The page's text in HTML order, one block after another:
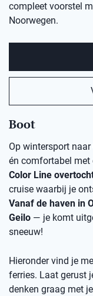
compleet voorstel
Noorwegen.
Boot
Op wintersport
én comfortabel met
Color Line
cruise waarbij je
Vanaf de haven in
Geilo — je komt
sneeuw!
Hieronder vind je
ferries. Laat gerust
denken graag met